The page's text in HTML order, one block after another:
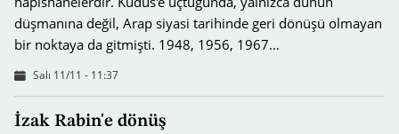
düşmanına değil, Arap siyasi tarihinde geri dönüşü olmayan
bir noktaya da gitmişti. 1948, 1956, 1967…
Salı 11/11 - 11:37
İzak Rabin'e dönüş